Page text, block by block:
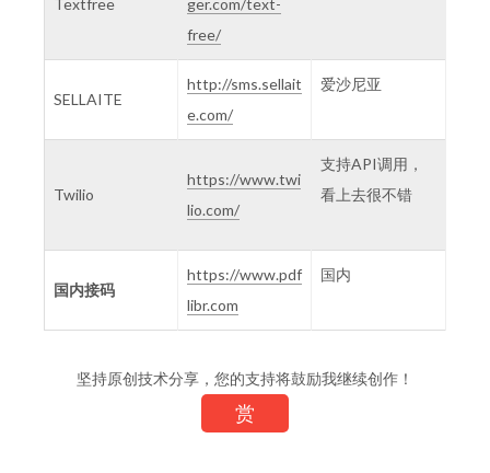
Textfree
ger.com/text-
free/
SELLAITE
http://sms.sellait
e.com/
爱沙尼亚
Twilio
https://www.twi
lio.com/
支持API调用，
看上去很不错
国内接码
https://www.pdf
libr.com
国内
坚持原创技术分享，您的支持将鼓励我继续创作！
赏